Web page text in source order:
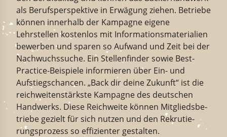
als Berufs­per­spektive in Erwägung ziehen. Betriebe
können innerhalb der Kampagne eigene
Lehrstellen kostenlos mit Infor­ma­ti­ons­ma­te­rialien
bewerben und sparen so Aufwand und Zeit bei der
Nachwuchssuche. Ein Stellen­finder sowie Best-​
Practice-Beispiele infor­mieren über Ein-​ und
Aufstiegs­chancen. „Back dir deine Zukunft“ ist die
reich­wei­ten­stärkste Kampagne des deutschen
Handwerks. Diese Reich­weite können Mitglieds­be­
triebe gezieltfür sich nutzen und den Rekru­tie­
rungs­prozess so effizi­enter gestalten.